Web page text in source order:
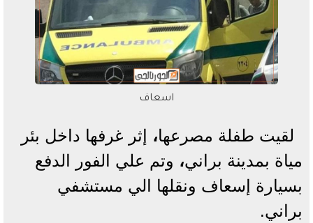
اسعاف
لقيت طفلة مصرعها، إثر غرفها داخل بئر
مياة بمدينة براني، وتم علي الفور الدفع
بسيارة إسعاف ونقلها الي مستشفي
براني.